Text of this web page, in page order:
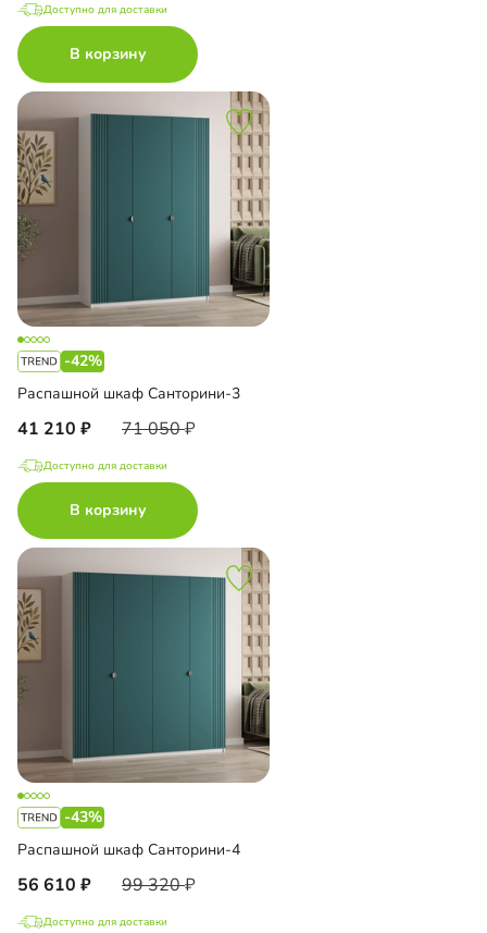
Доступно для доставки
В корзину
-42%
Распашной шкаф Санторини-3
41 210 71 050
Доступно для доставки
В корзину
-43%
Распашной шкаф Санторини-4
56 610 99 320
Доступно для доставки